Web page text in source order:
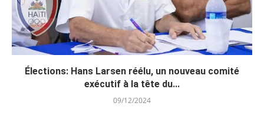
Élections: Hans Larsen réélu, un nouveau comité
exécutif à la tête du...
09/12/2024